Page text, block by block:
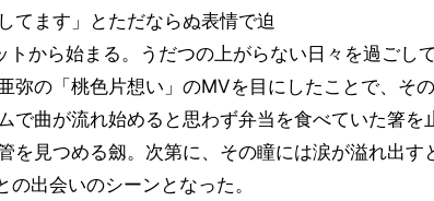
てます」とただならぬ表情で迫
から始まる。うだつの上がらない日々を過ごし
弥の「桃色片想い」のMVを目にしたことで、そ
で曲が流れ始めると思わず弁当を食べていた箸を
を見つめる劔。次第に、その瞳には涙が溢れ出す
出会いのシーンとなった。